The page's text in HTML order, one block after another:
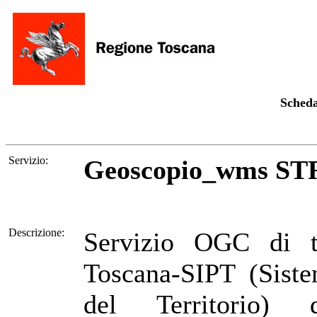
Servizio: Geoscopio_wms
Descrizione:
Servizio OGC di
Toscana-SIPT
del Territorio)